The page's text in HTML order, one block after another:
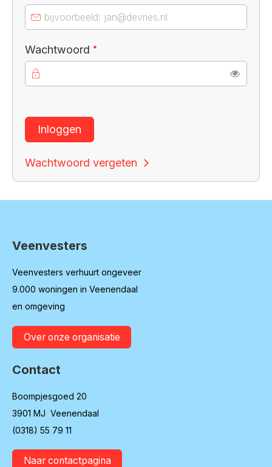
Wachtwoord *
Inloggen
Wachtwoord vergeten
Contactinformatie
Veenvesters
Veenvesters verhuurt ongeveer
9.000 woningen in Veenendaal
en omgeving
Over onze organisatie
Contact
Boompjesgoed 20
3901 MJ Veenendaal
(0318) 55 79 11
Naar contactpagina